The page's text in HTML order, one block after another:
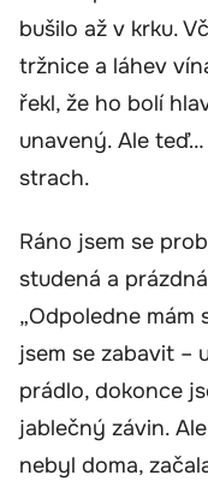
bušilo až v krku.
tržnice a láhev
řekl, že ho bolí
unavený. Ale
strach.
Ráno jsem se
studená a
„Odpoledne mám
jsem se zabavit –
prádlo, dokonce
jablečný závin.
nebyl doma,